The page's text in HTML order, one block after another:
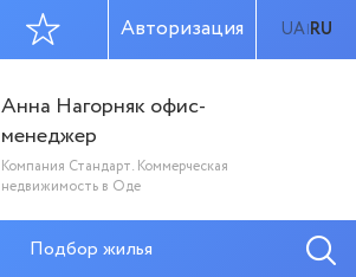
UA|RU
Авторизация
Анна Нагорняк офис-
менеджер
Компания Стандарт. Коммерческая
недвижимость в Оде
Подбор жилья